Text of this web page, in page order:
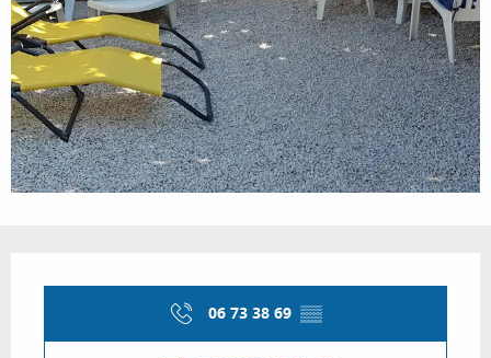
06 73 38 69 ▒▒